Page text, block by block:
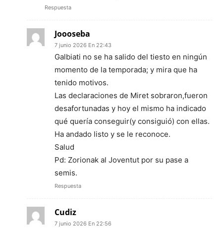
Respuesta
Joooseba
7 junio 2026 En 22:43
Galbiati no se ha salido del tiesto en ningún
momento de la temporada; y mira que ha
tenido motivos.
Las declaraciones de Miret sobraron,fueron
desafortunadas y hoy el mismo ha indicado
qué quería conseguir(y consiguió) con ellas.
Ha andado listo y se le reconoce.
Salud
Pd: Zorionak al Joventut por su pase a
semis.
Respuesta
Cudiz
7 junio 2026 En 22:56